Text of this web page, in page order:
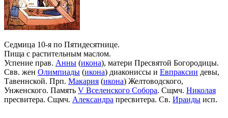
Седмица 10-я по Пятидесятнице.
Пища с растительным маслом.
Успение прав. Анны (икона), матери Пресвятой Богородицы.
Свв. жен Олимпиады (икона) диакониссы и Евпраксии девы,
Тавеннской. Прп. Макария (икона) Желтоводского,
Унженского. Память V Вселенского Собора. Сщмч. Николая
пресвитера. Сщмч. Александра пресвитера. Св. Ираиды исп.